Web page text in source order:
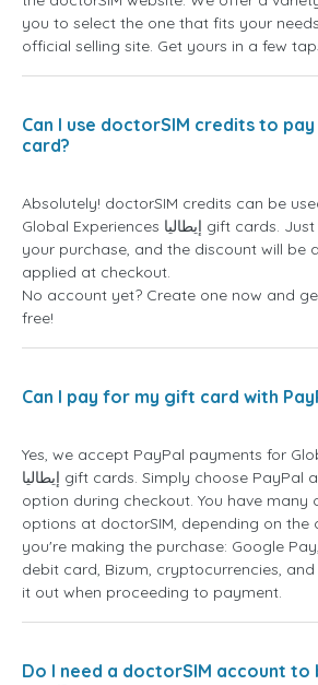
you to select the one that fits your
official selling site. Get yours in a few
Can I use doctorSIM credits to
card?
Absolutely! doctorSIM credits can be
Global Experiences إيطاليا gift cards. Just log in before making
your purchase, and the discount will be
applied at checkout.
No account yet? Create one now and
free!
Can I pay for my gift card with
Yes, we accept PayPal payments for
إيطاليا gift cards. Simply choose PayPal as your payment
option during checkout. You have many
options at doctorSIM, depending on the
you're making the purchase: Google
debit card, Bizum, cryptocurrencies,
it out when proceeding to payment.
Do I need a doctorSIM account to